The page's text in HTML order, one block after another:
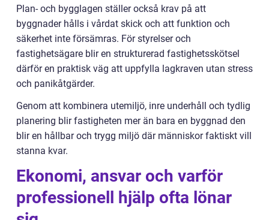
Plan- och bygglagen ställer också krav på att
byggnader hålls i vårdat skick och att funktion och
säkerhet inte försämras. För styrelser och
fastighetsägare blir en strukturerad fastighetsskötsel
därför en praktisk väg att uppfylla lagkraven utan stress
och panikåtgärder.
Genom att kombinera utemiljö, inre underhåll och tydlig
planering blir fastigheten mer än bara en byggnad den
blir en hållbar och trygg miljö där människor faktiskt vill
stanna kvar.
Ekonomi, ansvar och varför
professionell hjälp ofta lönar